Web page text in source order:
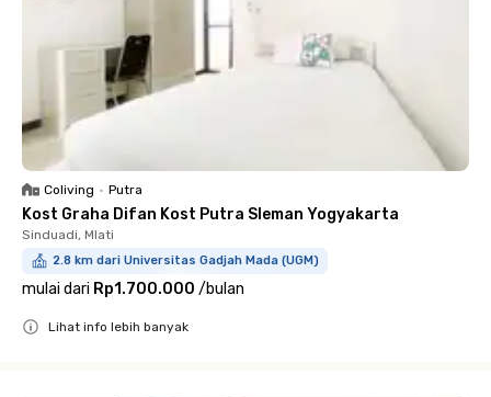
Coliving • Putra
Kost Graha Difan Kost Putra Sleman Yogyakarta
Sinduadi, Mlati
2.8 km dari Universitas Gadjah Mada (UGM)
mulai dari Rp1.700.000 /bulan
Lihat info lebih banyak